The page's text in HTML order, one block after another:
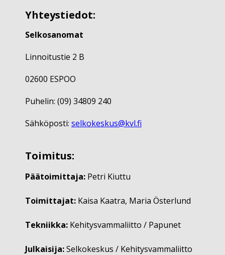
Yhteystiedot:
Selkosanomat
Linnoitustie 2 B
02600 ESPOO
Puhelin: (09) 34809 240
Sähköposti: selkokeskus@kvl.fi
Toimitus:
Päätoimittaja: Petri Kiuttu
Toimittajat: Kaisa Kaatra, Maria Österlund
Tekniikka: Kehitysvammaliitto / Papunet
Julkaisija:Selkokeskus / Kehitysvammaliitto